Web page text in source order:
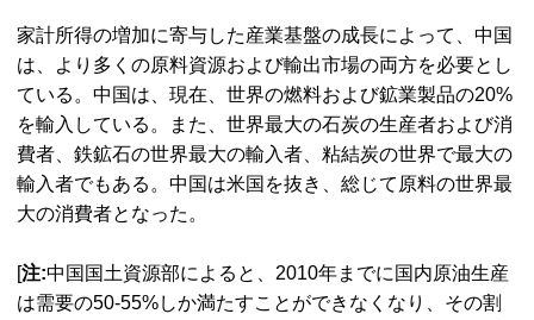
家計所得の増加に寄与した産業基盤の成長によって、中国
は、より多くの原料資源および輸出市場の両方を必要とし
ている。中国は、現在、世界の燃料および鉱業製品の20%
を輸入している。また、世界最大の石炭の生産者および消
費者、鉄鉱石の世界最大の輸入者、粘結炭の世界で最大の
輸入者でもある。中国は米国を抜き、総じて原料の世界最
大の消費者となった。
注:中国国土資源部によると、2010年までに国内原油生産
は需要の50-55%しか満たすことができなくなり、その割